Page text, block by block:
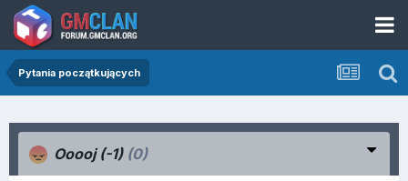
Pytania początkujących
Ooooj (-1) (0)